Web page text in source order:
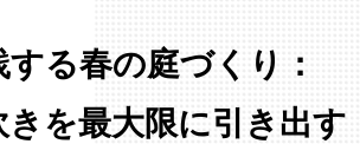
る春の庭づくり：
を最大限に引き出す